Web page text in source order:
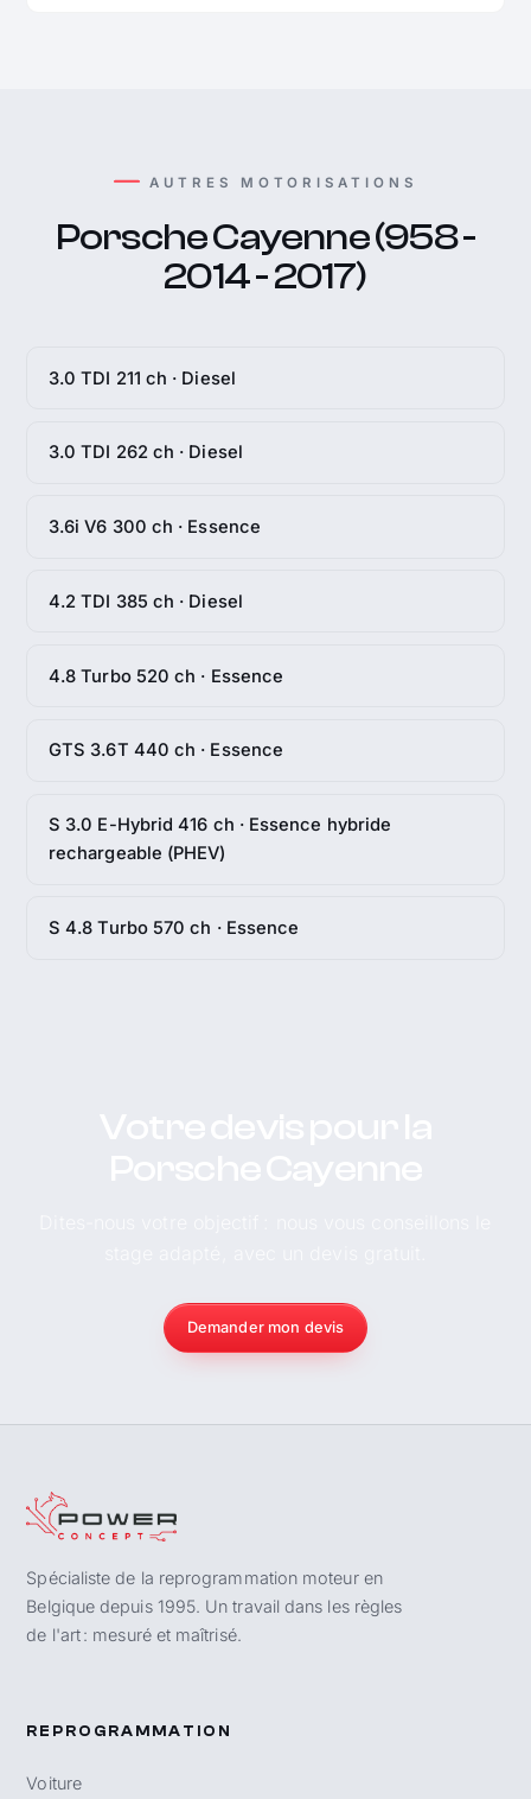
AUTRES MOTORISATIONS
Porsche Cayenne (958 -
2014 - 2017)
3.0 TDI 211 ch · Diesel
3.0 TDI 262 ch · Diesel
3.6i V6 300 ch · Essence
4.2 TDI 385 ch · Diesel
4.8 Turbo 520 ch · Essence
GTS 3.6T 440 ch · Essence
S 3.0 E-Hybrid 416 ch · Essence hybride
rechargeable (PHEV)
S 4.8 Turbo 570 ch · Essence
Demander mon devis
Spécialiste de la reprogrammation moteur en
Belgique depuis 1995. Un travail dans les règles
de l'art : mesuré et maîtrisé.
REPROGRAMMATION
Voiture